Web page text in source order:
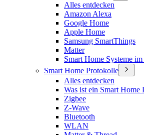
Alles entdecken
Amazon Alexa
Google Home
Apple Home
Samsung SmartThings
Matter
Smart Home Systeme
Smart Home Protokolle
Alles entdecken
Was ist ein Smart Home
Zigbee
Z-Wave
Bluetooth
WLAN